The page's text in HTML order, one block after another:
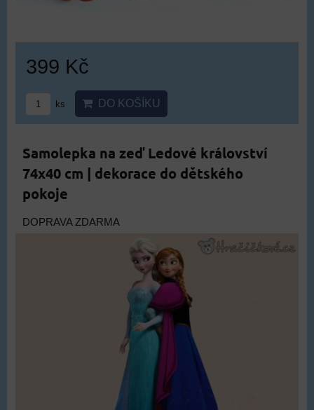
399 Kč
ks DO KOŠÍKU
Samolepka na zeď Ledové království
74x40 cm | dekorace do dětského
pokoje
DOPRAVA ZDARMA